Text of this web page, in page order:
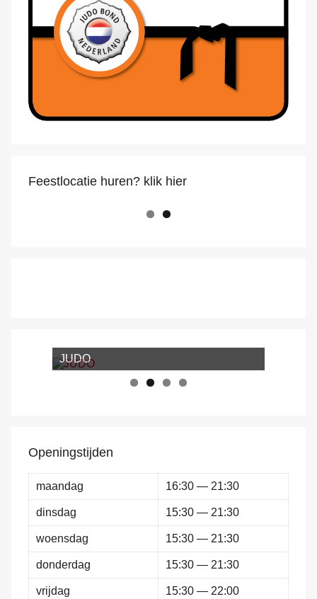
Feestlocatie huren? klik hier
JUDO
Openingstijden
maandag 16:30 — 21:30
dinsdag 15:30 — 21:30
woensdag 15:30 — 21:30
donderdag 15:30 — 21:30
vrijdag 15:30 — 22:00